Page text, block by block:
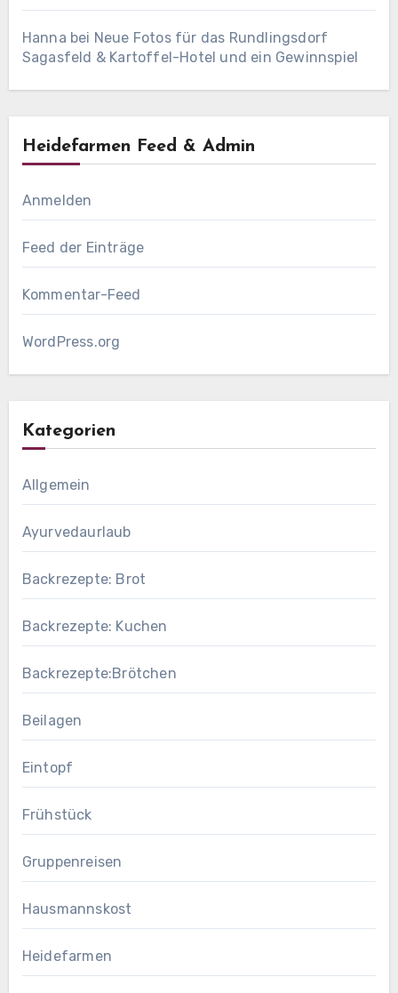
Hanna bei Neue Fotos für das Rundlingsdorf
Sagasfeld & Kartoffel-Hotel und ein Gewinnspiel
Heidefarmen Feed & Admin
Anmelden
Feed der Einträge
Kommentar-Feed
WordPress.org
Kategorien
Allgemein
Ayurvedaurlaub
Backrezepte: Brot
Backrezepte: Kuchen
Backrezepte:Brötchen
Beilagen
Eintopf
Frühstück
Gruppenreisen
Hausmannskost
Heidefarmen